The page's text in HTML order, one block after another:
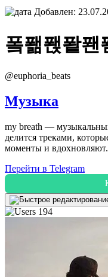
Добавлен:
퐄퐮퐩퐡퐨
@euphoria_beats
Музыка
my breath —
делится треками,
моменты и вдохновляют.
Перейти в Telegram
194